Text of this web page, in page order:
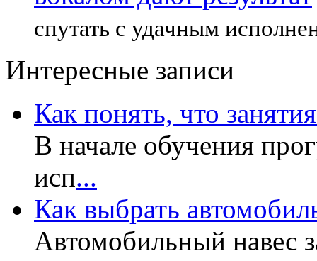
спутать с удачным
Интересные записи
Как понять, что
В начале обучения
исп...
Как выбрать
Автомобильный навес